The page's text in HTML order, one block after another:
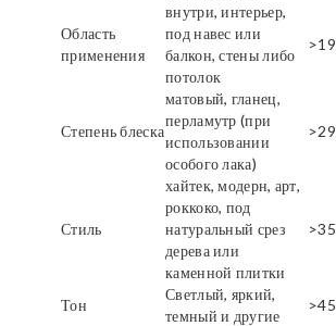
Область
применения
внутри, интерьер,
под навес или
балкон, стены либо
потолок
>19
Степень блеска
матовый, гланец,
перламутр (при
использовании
особого лака)
>29
Стиль
хайтек, модерн, арт,
роккоко, под
натуральный срез
дерева или
каменной плитки
>35
Тон
Светлый, яркий,
темный и другие
>45